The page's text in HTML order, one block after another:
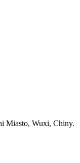
Miasto, Wuxi, Chiny.